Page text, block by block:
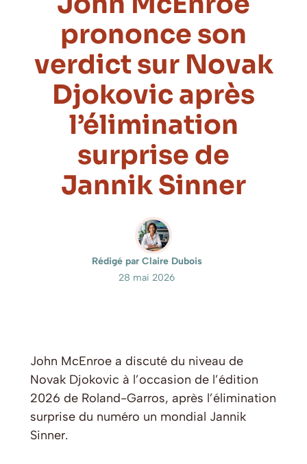
prononce son
verdict sur Novak
Djokovic après
l’élimination
surprise de
Jannik Sinner
Rédigé par Claire Dubois
28 mai 2026
John McEnroe a discuté du niveau de
Novak Djokovic à l’occasion de l’édition
2026 de Roland-Garros, après l’élimination
surprise du numéro un mondial Jannik
Sinner.